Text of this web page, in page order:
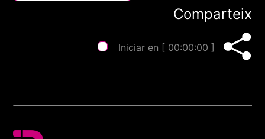
Comparteix
Iniciar en [ 00:00:00 ]